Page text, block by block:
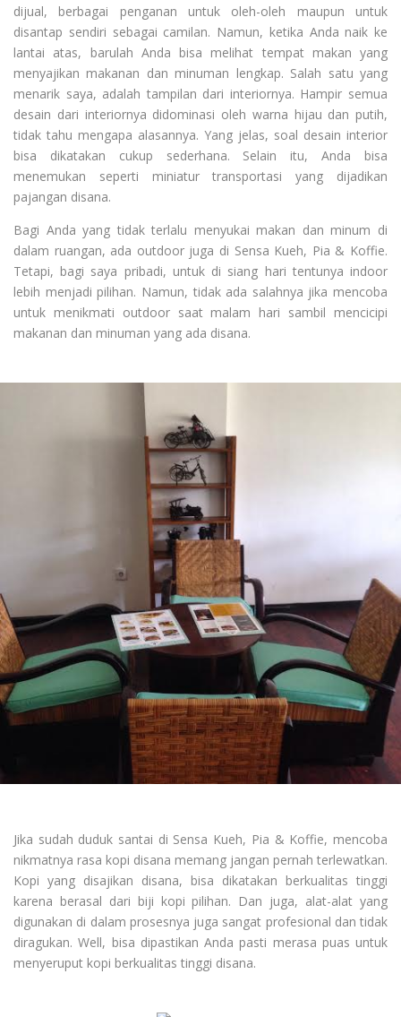
dijual, berbagai penganan untuk oleh-oleh maupun untuk
disantap sendiri sebagai camilan. Namun, ketika Anda naik ke
lantai atas, barulah Anda bisa melihat tempat makan yang
menyajikan makanan dan minuman lengkap. Salah satu yang
menarik saya, adalah tampilan dari interiornya. Hampir semua
desain dari interiornya didominasi oleh warna hijau dan putih,
tidak tahu mengapa alasannya. Yang jelas, soal desain interior
bisa dikatakan cukup sederhana. Selain itu, Anda bisa
menemukan seperti miniatur transportasi yang dijadikan
pajangan disana.
Bagi Anda yang tidak terlalu menyukai makan dan minum di
dalam ruangan, ada outdoor juga di Sensa Kueh, Pia & Koffie.
Tetapi, bagi saya pribadi, untuk di siang hari tentunya indoor
lebih menjadi pilihan. Namun, tidak ada salahnya jika mencoba
untuk menikmati outdoor saat malam hari sambil mencicipi
makanan dan minuman yang ada disana.
Jika sudah duduk santai di Sensa Kueh, Pia & Koffie, mencoba
nikmatnya rasa kopi disana memang jangan pernah terlewatkan.
Kopi yang disajikan disana, bisa dikatakan berkualitas tinggi
karena berasal dari biji kopi pilihan. Dan juga, alat-alat yang
digunakan di dalam prosesnya juga sangat profesional dan tidak
diragukan. Well, bisa dipastikan Anda pasti merasa puas untuk
menyeruput kopi berkualitas tinggi disana.